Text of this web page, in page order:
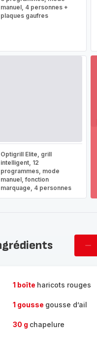
manuel, 4 personnes +
plaques gaufres
Optigrill Elite, grill
intelligent, 12
programmes, mode
manuel, fonction
marquage, 4 personnes
1 boîte haricots rouges
1 gousse gousse d’ail
30 g chapelure